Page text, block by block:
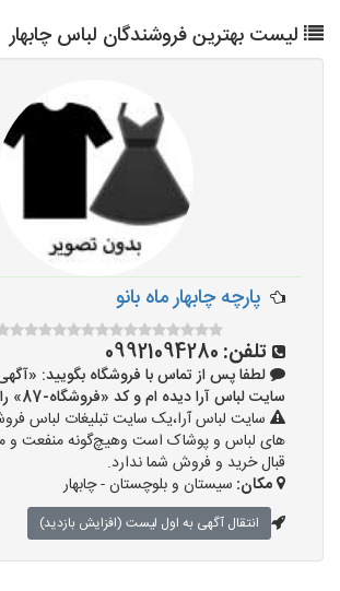
لیست بهترین فروشندگان لباس چابهار
پارچه چابهار ماه بانو
تلفن: 09921094280
لطفا پس از تماس با فروشگاه بگویید:
سایت لباس آرا دیده ام و کد «فروشگاه-87» را اعلام کنید»
سایت لباس آرا،یک سایت تبلیغات لباس
های لباس و پوشاک است وهیچ‌گونه منفعت و
قبال خرید و فروش شما ندارد.
مکان: سیستان و بلوچستان - چابهار
انتقال آگهی به اول لیست (افزایش بازدید)